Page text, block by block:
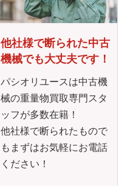
他社様で断られた中古
機械でも大丈夫です！
パシオリユースは中古機
械の重量物買取専門スタ
ッフが多数在籍！
他社様で断られたもので
もまずはお気軽にお電話
ください！